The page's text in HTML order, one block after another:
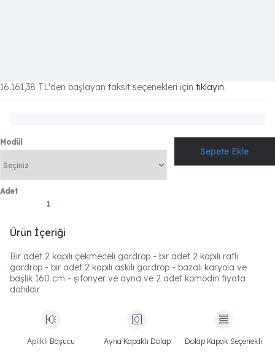
16.161,38 TL'den başlayan taksit seçenekleri için tıklayın.
Modül
Adet
Ürün İçeriği
Bir adet 2 kapılı çekmeceli gardrop - bir adet 2 kapılı raflı
gardrop - bir adet 2 kapılı askılı gardrop - bazalı karyola ve
başlık 160 cm - şifonyer ve ayna ve 2 adet komodin fiyata
dahildir
Aplikli Başucu Ayna Kapaklı Dolap Dolap Kapak Seçenekli